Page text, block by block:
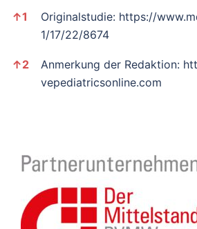
↑1 Originalstudie: https://
1/17/22/8674
↑2 Anmerkung der Redaktion:
vepediatricsonline.com